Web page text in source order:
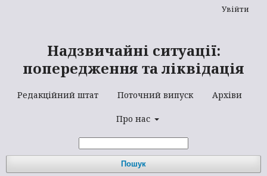
Надзвичайні ситуації:
попередження та ліквідація
Редакційний штат Поточний випуск Архіви
Про нас
Пошук
Увійти